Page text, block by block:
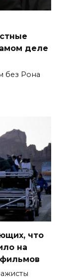
деле
без Рона
что
на